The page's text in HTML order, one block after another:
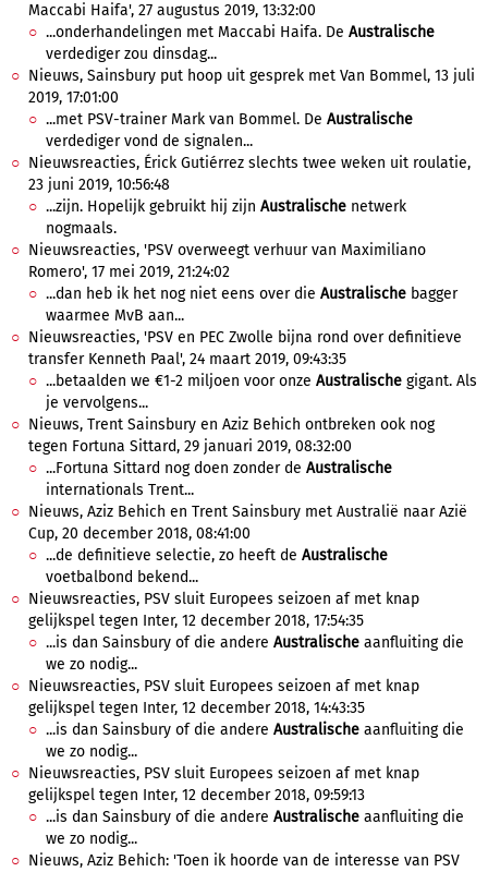
Maccabi Haifa', 27 augustus 2019, 13:32:00
...onderhandelingen met Maccabi Haifa. De Australische
verdediger zou dinsdag...
Nieuws, Sainsbury put hoop uit gesprek met Van Bommel, 13 juli
2019, 17:01:00
...met PSV-trainer Mark van Bommel. De Australische
verdediger vond de signalen...
Nieuwsreacties, Érick Gutiérrez slechts twee weken uit roulatie,
23 juni 2019, 10:56:48
...zijn. Hopelijk gebruikt hij zijn Australische netwerk
nogmaals.
Nieuwsreacties, 'PSV overweegt verhuur van Maximiliano
Romero', 17 mei 2019, 21:24:02
...dan heb ik het nog niet eens over die Australische bagger
waarmee MvB aan...
Nieuwsreacties, 'PSV en PEC Zwolle bijna rond over definitieve
transfer Kenneth Paal', 24 maart 2019, 09:43:35
...betaalden we €1-2 miljoen voor onze Australische gigant. Als
je vervolgens...
Nieuws, Trent Sainsbury en Aziz Behich ontbreken ook nog
tegen Fortuna Sittard, 29 januari 2019, 08:32:00
...Fortuna Sittard nog doen zonder de Australische
internationals Trent...
Nieuws, Aziz Behich en Trent Sainsbury met Australië naar Azië
Cup, 20 december 2018, 08:41:00
...de definitieve selectie, zo heeft de Australische
voetbalbond bekend...
Nieuwsreacties, PSV sluit Europees seizoen af met knap
gelijkspel tegen Inter, 12 december 2018, 17:54:35
...is dan Sainsbury of die andere Australische aanfluiting die
we zo nodig...
Nieuwsreacties, PSV sluit Europees seizoen af met knap
gelijkspel tegen Inter, 12 december 2018, 14:43:35
...is dan Sainsbury of die andere Australische aanfluiting die
we zo nodig...
Nieuwsreacties, PSV sluit Europees seizoen af met knap
gelijkspel tegen Inter, 12 december 2018, 09:59:13
...is dan Sainsbury of die andere Australische aanfluiting die
we zo nodig...
Nieuws, Aziz Behich: 'Toen ik hoorde van de interesse van PSV